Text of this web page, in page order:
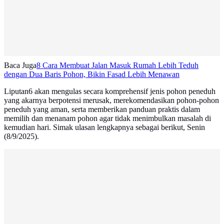
Baca Juga8 Cara Membuat Jalan Masuk Rumah Lebih Teduh
dengan Dua Baris Pohon, Bikin Fasad Lebih Menawan
Liputan6 akan mengulas secara komprehensif jenis pohon peneduh
yang akarnya berpotensi merusak, merekomendasikan pohon-pohon
peneduh yang aman, serta memberikan panduan praktis dalam
memilih dan menanam pohon agar tidak menimbulkan masalah di
kemudian hari. Simak ulasan lengkapnya sebagai berikut, Senin
(8/9/2025).